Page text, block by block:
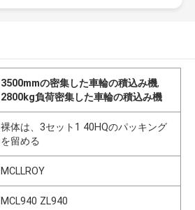
3500mmの密集した車輪の積込み機,
2800kg負荷密集した車輪の積込み機
裸体は、3セット1 40HQのパッキング
を留める
MCLLROY
MCL940 ZL940